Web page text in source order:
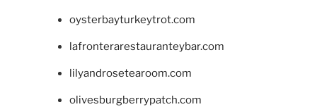
oysterbayturkeytrot.com
lafronterarestauranteybar.com
lilyandrosetearoom.com
olivesburgberrypatch.com